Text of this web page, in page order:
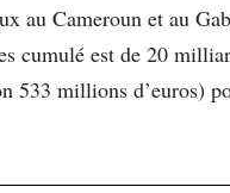
au Cameroun et au
cumulé est de 20
millions d’euros)